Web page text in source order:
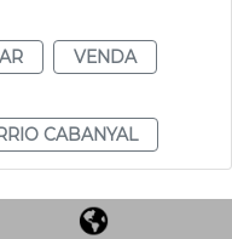
VENDA
CABANYAL